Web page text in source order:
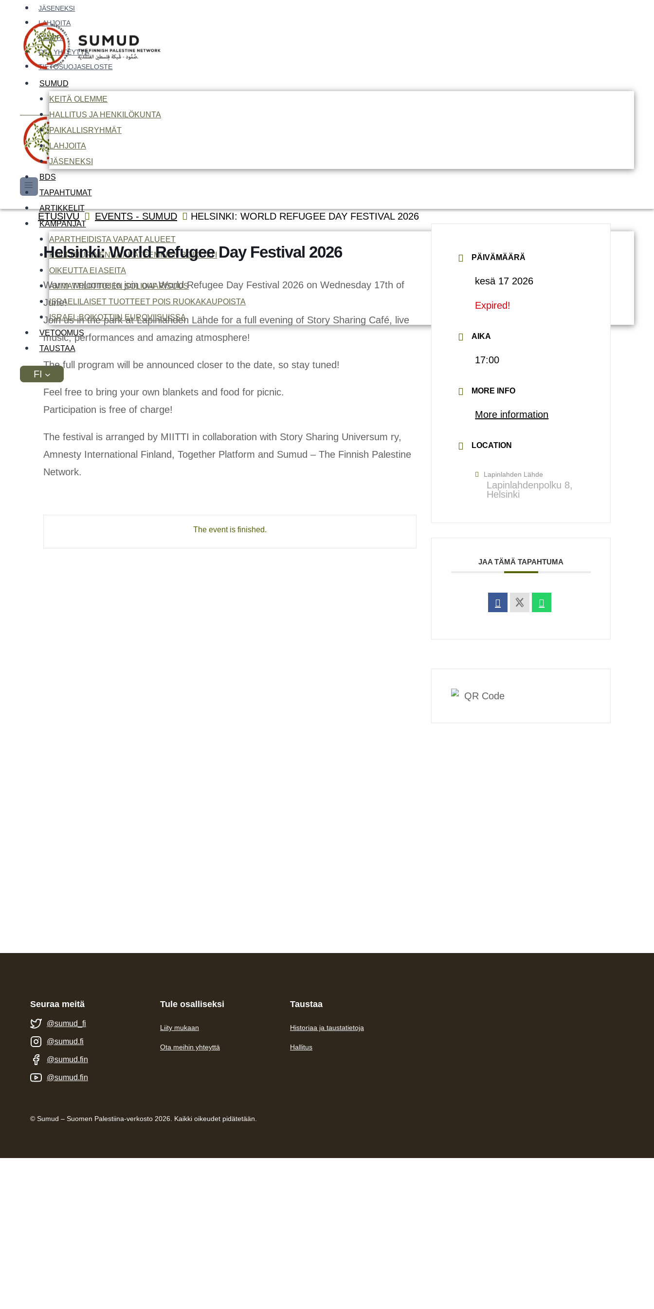
sisältöön
JÄSENEKSI
LAHJOITA
KAUPPA
OTA YHTEYTTÄ
TIETOSUOJASELOSTE
SUMUD
KEITÄ OLEMME
HALLITUS JA HENKILÖKUNTA
PAIKALLISRYHMÄT
LAHJOITA
JÄSENEKSI
BDS
TAPAHTUMAT
ARTIKKELIT
KAMPANJAT
APARTHEIDISTA VAPAAT ALUEET
KULTTUURINEN JA AKATEEMINEN BOIKOTTI
OIKEUTTA EI ASEITA
AMMATTILIITTOJEN SOLIDAARISUUS
ISRAELILAISET TUOTTEET POIS RUOKAKAUPOISTA
ISRAEL BOIKOTTIIN EUROVIISUISSA
VETOOMUS
TAUSTAA
FI
Haku:
Haku:ETUSIVU EVENTS - SUMUD HELSINKI: WORLD REFUGEE DAY FESTIVAL 2026
Helsinki: World Refugee Day Festival 2026
Warm welcome to join our World Refugee Day Festival 2026 on Wednesday 17th of
June!
Join us in the park at Lapinlahden Lähde for a full evening of Story Sharing Café, live
music, performances and amazing atmosphere!
The full program will be announced closer to the date, so stay tuned!
Feel free to bring your own blankets and food for picnic.
Participation is free of charge!
The festival is arranged by MIITTI in collaboration with Story Sharing Universum ry,
Amnesty International Finland, Together Platform and Sumud – The Finnish Palestine
Network.
The event is finished.
PÄIVÄMÄÄRÄ
kesä 17 2026
Expired!
AIKA
17:00
MORE INFO
More information
LOCATION
Lapinlahden Lähde
Lapinlahdenpolku 8,
Helsinki
JAA TÄMÄ TAPAHTUMA
Seuraa meitä
@sumud_fi
@sumud.fi
@sumud.fin
@sumud.fin
Tule osalliseksi
Liity mukaan
Ota meihin yhteyttä
Taustaa
Historiaa ja taustatietoja
Hallitus
© Sumud – Suomen Palestiina-verkosto 2026. Kaikki oikeudet pidätetään.